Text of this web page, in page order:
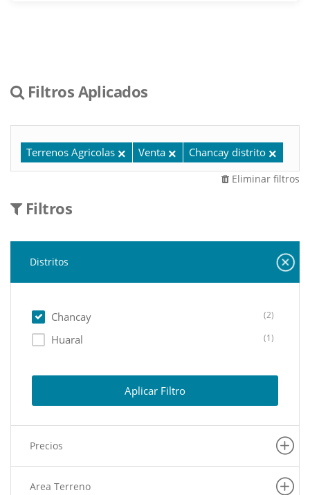
Filtros Aplicados
Terrenos Agricolas Venta Chancay distrito
Eliminar filtros
Filtros
Distritos
Chancay (2)
Huaral (1)
Aplicar Filtro
Precios
Area Terreno